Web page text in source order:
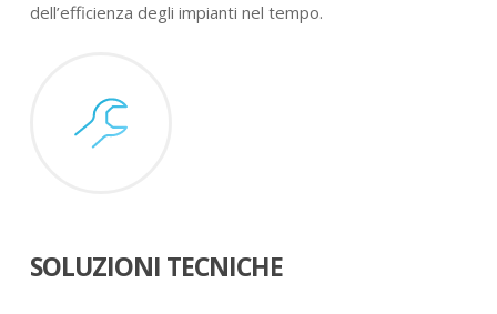
dell’efficienza degli impianti nel tempo.
SOLUZIONI TECNICHE